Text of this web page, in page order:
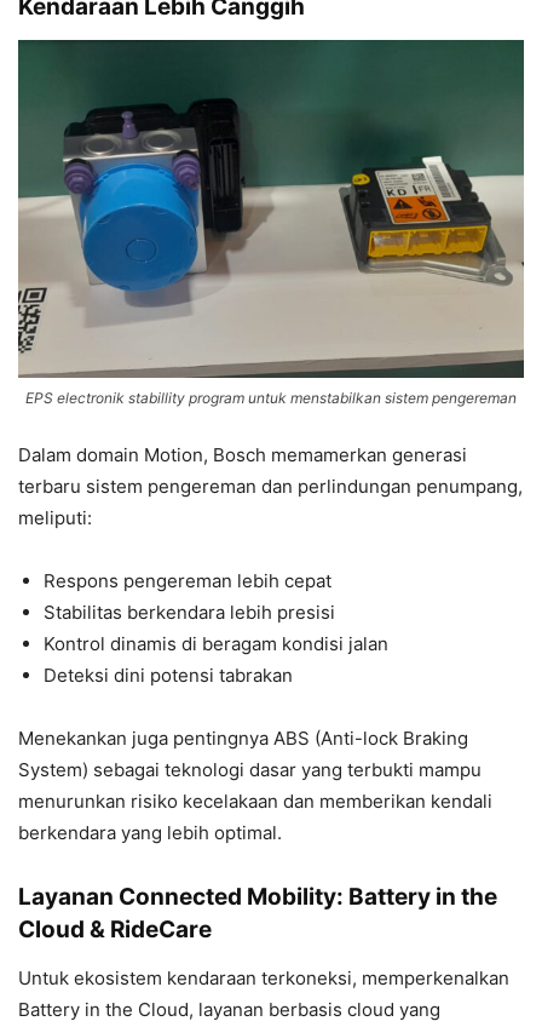
Kendaraan Lebih Canggih
EPS electronik stabillity program untuk menstabilkan sistem pengereman
Dalam domain Motion, Bosch memamerkan generasi
terbaru sistem pengereman dan perlindungan penumpang,
meliputi:
Respons pengereman lebih cepat
Stabilitas berkendara lebih presisi
Kontrol dinamis di beragam kondisi jalan
Deteksi dini potensi tabrakan
Menekankan juga pentingnya ABS (Anti-lock Braking
System) sebagai teknologi dasar yang terbukti mampu
menurunkan risiko kecelakaan dan memberikan kendali
berkendara yang lebih optimal.
Layanan Connected Mobility: Battery in the
Cloud & RideCare
Untuk ekosistem kendaraan terkoneksi, memperkenalkan
Battery in the Cloud, layanan berbasis cloud yang